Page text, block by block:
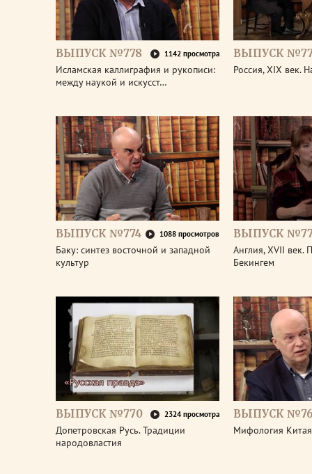
ВЫПУСК №778 1142 просмотра
Исламская каллиграфия и рукописи:
между наукой и искусст…
ВЫПУСК
Россия, XIX век.
ВЫПУСК №774 1088 просмотров
Баку: синтез восточной и западной
культур
ВЫПУСК
Англия, XVII век.
Бекингем
ВЫПУСК №770 2324 просмотра
Допетровская Русь. Традиции
народовластия
ВЫПУСК
Мифология Китая